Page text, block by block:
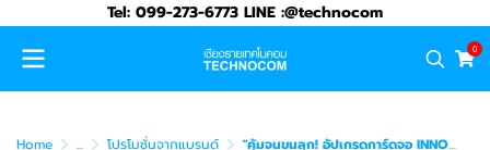
Tel: 099-273-6773 LINE :@technocom
0
Home ... โปรโมชั่นจากแบรนด์ "คุ้มจนขนลุก! อัปเกรดการ์ดจอ INNO3D วันนี้ ของแถมจัดเต็ม คุ้มทุกสเปก" วันนี้ - 30/10/2568